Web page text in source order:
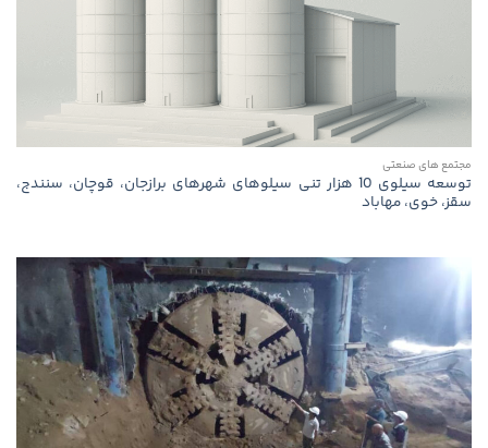
مجتمع های صنعتی
توسعه سیلوی 10 هزار تنی سیلوهای شهرهای برازجان، قوچان، سنندج،
سقز، خوی، مهاباد